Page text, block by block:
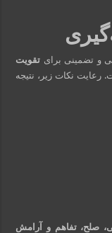
و تضمینی برای تقویت
رعایت نکات زیر، نتیجه
صلح، تفاهم و آرامش